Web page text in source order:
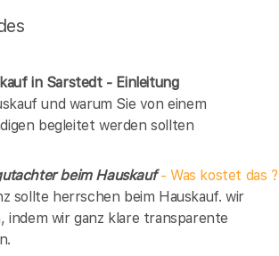
in Sarstedt - Einleitung
und warum Sie von einem
begleitet werden sollten
beim Hauskauf- Was kostet das ?
sollte herrschen beim Hauskauf. wir
indem wir ganz klare transparente